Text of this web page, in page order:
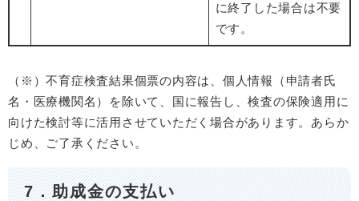
に終了した場合は不要
です。
（※）不育症検査結果個票の内容は、個人情報（申請者氏
名・医療機関名）を除いて、国に報告し、検査の保険適用に
向けた検討等に活用させていただく場合があります。あらか
じめ、ご了承ください。
7．助成金の支払い